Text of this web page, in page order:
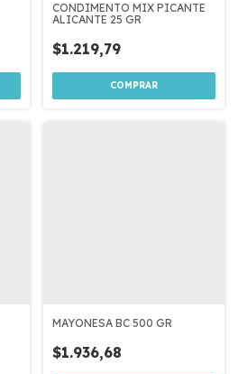
CONDIMENTO MIX PICANTE
ALICANTE 25 GR
$1.219,79
MAYONESA BC 500 GR
$1.936,68